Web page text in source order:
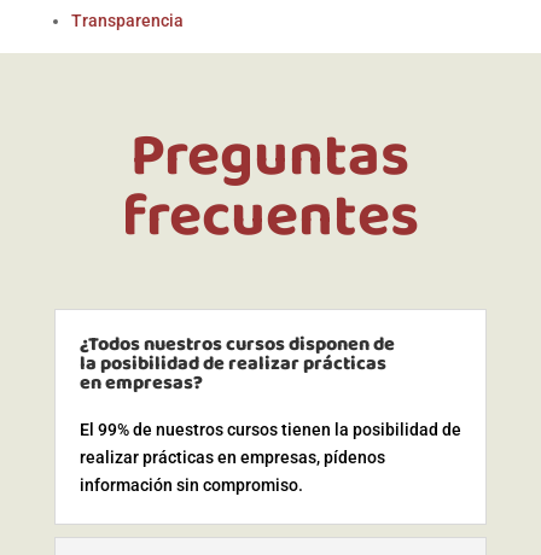
Transparencia
Preguntas
frecuentes
¿Todos nuestros cursos disponen de
la posibilidad de realizar prácticas
en empresas?
El 99% de nuestros cursos tienen la posibilidad de
realizar prácticas en empresas, pídenos
información sin compromiso.